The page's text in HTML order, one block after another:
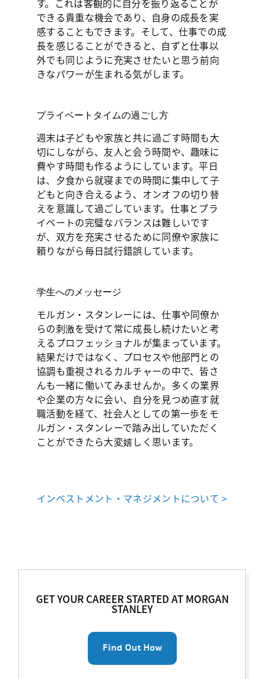
できる貴重な機会であり、自身の成長を実
感することもできます。そして、仕事での成
長を感じることができると、自ずと仕事以
外でも同じように充実させたいと思う前向
きなパワーが生まれる気がします。
プライベートタイムの過ごし方
週末は子どもや家族と共に過ごす時間も大
切にしながら、友人と会う時間や、趣味に
費やす時間も作るようにしています。平日
は、夕食から就寝までの時間に集中して子
どもと向き合えるよう、オンオフの切り替
えを意識して過ごしています。仕事とプラ
イベートの完璧なバランスは難しいです
が、双方を充実させるために同僚や家族に
頼りながら毎日試行錯誤しています。
学生へのメッセージ
モルガン・スタンレーには、仕事や同僚か
らの刺激を受けて常に成長し続けたいと考
えるプロフェッショナルが集まっています。
結果だけではなく、プロセスや他部門との
協調も重視されるカルチャーの中で、皆さ
んも一緒に働いてみませんか。多くの業界
や企業の方々に会い、自分を見つめ直す就
職活動を経て、社会人としての第一歩をモ
ルガン・スタンレーで踏み出していただく
ことができたら大変嬉しく思います。
インベストメント・マネジメントについて >
GET YOUR CAREER STARTED AT MORGAN
STANLEY
Find Out How